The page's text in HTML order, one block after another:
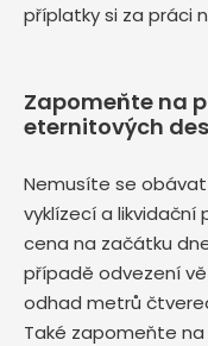
příplatky si za práci
Zapomeňte na
eternitových
Nemusíte se
vyklízecí a likvidační
cena na začátku
případě odvezení
odhad metrů
Také zapomeňte